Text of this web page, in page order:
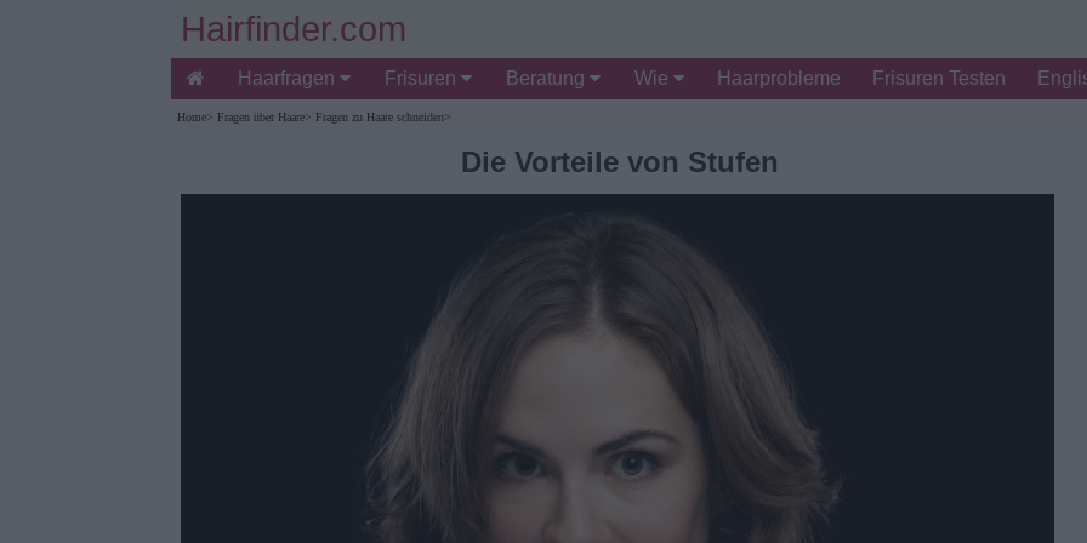
Hairfinder.com
Haarfragen Frisuren Beratung Wie Haarprobleme Frisuren Testen
Home> Fragen über Haare> Fragen zu Haare schneiden>
Die Vorteile von Stufen